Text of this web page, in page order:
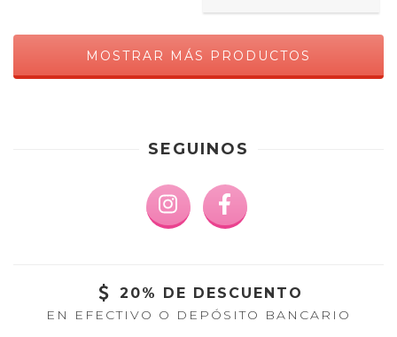
MOSTRAR MÁS PRODUCTOS
SEGUINOS
20% DE DESCUENTO
EN EFECTIVO O DEPÓSITO BANCARIO